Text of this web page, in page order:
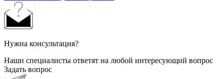
Нужна консультация?
Наши специалисты ответят на любой интересующий вопрос
Задать вопрос